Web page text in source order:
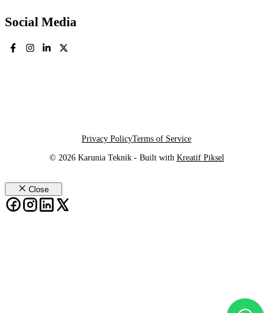
Social Media
© 2026 Karunia Teknik - Built with Kreatif Piksel
Privacy PolicyTerms of Service
Close